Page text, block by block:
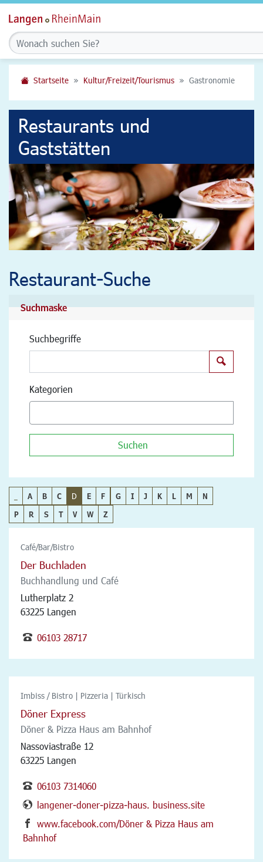
Startseite Kultur/Freizeit/Tourismus Gastronomie
Restaurants und
Gaststätten
Restaurant-Suche
Suchmaske
Suchbegriffe
Kategorien
Suchen
A B C D E F G I J K L M
N
P
R S T V W Z
Café/Bar/Bistro
Der Buchladen
Buchhandlung und Café
Lutherplatz 2
63225 Langen
06103 28717
Imbiss / Bistro | Pizzeria | Türkisch
Döner Express
Döner & Pizza Haus am Bahnhof
Nassoviastraße 12
63225 Langen
06103 7314060
langener-doner-pizza-haus. business.site
www.facebook.com/Döner & Pizza Haus am
Bahnhof